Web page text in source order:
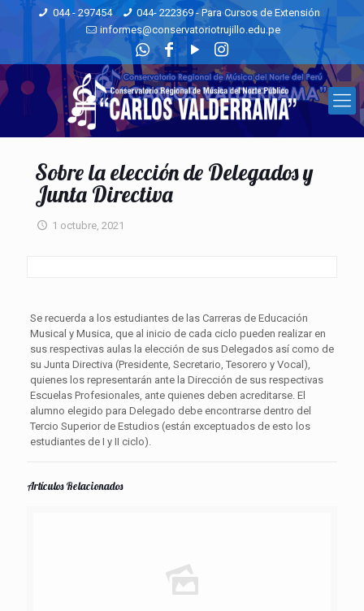
044 - 297454
044- 222369 - Para Cursos de Extensión
informes@conservatoriotrujillo.edu.pe
Sobre la elección de Delegados y
Junta Directiva
1 octubre, 2021
Se recuerda a los estudiantes de las Carreras de Educación
Musical y Musica, que al inicio de cada ciclo pueden realizar en
sus respectivas aulas la elección de sus Delegados así como de
su Junta Directiva (Presidente, Secretario, Tesorero y Vocal),
quienes los representarán ante la Dirección de sus respectivas
Escuelas Profesionales, ante quienes deben acreditarse. El
alumno elegido para Delegado debe encontrarse dentro del
Tercio Superior de Estudios (están exceptuados de esto los
estudiantes de I y II ciclo).
Artículos Relacionados